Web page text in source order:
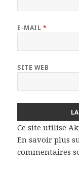
E-MAIL *
SITE WEB
Ce site utilise
En savoir plus
commentaires